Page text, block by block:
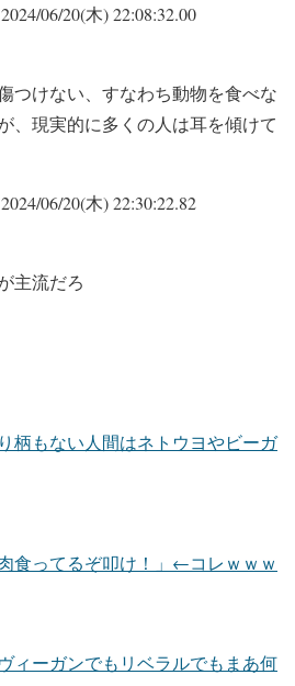
2024/06/20(木) 22:08:32.00
つけない、すなわち動物を食べな
、現実的に多くの人は耳を傾けて
2024/06/20(木) 22:30:22.82
主流だろ
柄もない人間はネトウヨやビーガ
食ってるぞ叩け！」←コレｗｗｗ
ィーガンでもリベラルでもまあ何